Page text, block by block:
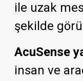
ile uzak
şekilde
AcuSense
insan ve